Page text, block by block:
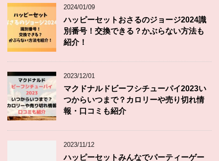
2024/01/09
ハッピーセットおさるのジョージ2024識
別番号！交換できる？かぶらない方法も
紹介！
2023/12/01
マクドナルドビーフシチューパイ2023い
つからいつまで？カロリーや売り切れ情
報・口コミも紹介
2023/11/12
ハッピーセットみんなでパーティーゲー